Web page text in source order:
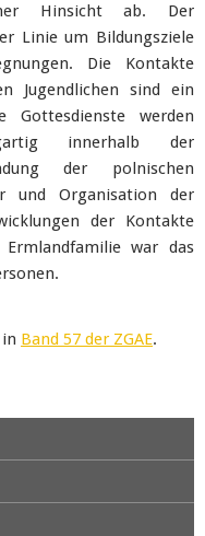
Hinsicht ab. Der
Linie um Bildungsziele
Die Kontakte
Jugendlichen sind ein
Gottesdienste werden
innerhalb der
der polnischen
und Organisation der
der Kontakte
war das
Band 57 der ZGAE.